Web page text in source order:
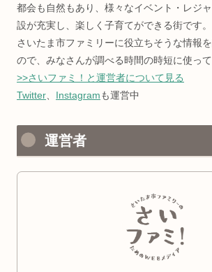
都会も自然もあり、様々なイベント・レジ
設が充実し、楽しく子育てができる街です。
さいたま市ファミリーに役立ちそうな情報
ので、みなさんが調べる時間の時短に使って
>>さいファミ！と運営者について見る
Twitter
Instagramも運営中
運営者